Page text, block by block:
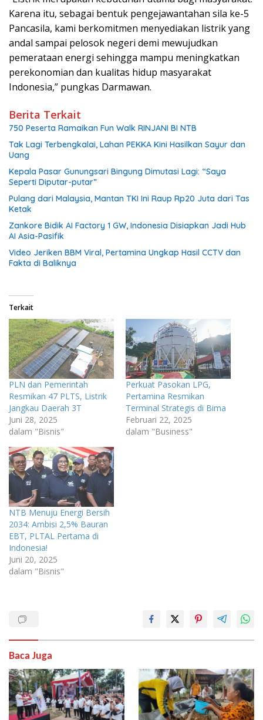
Karena itu, sebagai bentuk pengejawantahan sila ke-5
Pancasila, kami berkomitmen menyediakan listrik yang
andal sampai pelosok negeri demi mewujudkan
pemerataan energi sehingga mampu meningkatkan
perekonomian dan kualitas hidup masyarakat
Indonesia,” pungkas Darmawan.
Berita Terkait
750 Peserta Ramaikan Fun Walk RINJANI BI NTB
Tak Lagi Terbengkalai, Lahan PEKKA Kini Hasilkan Sayur dan
Uang
Kepala Pasar Gunungsari Bingung Dimutasi Lagi: “Saya
Seperti Diputar-putar”
Pulang dari Malaysia, Mantan TKI Ini Raup Rp20 Juta dari Tas
Ketak
Zankore Bidik AI Factory 1 GW, Indonesia Disiapkan Jadi Hub
AI Asia-Pasifik
Video Jeriken BBM Viral, Pertamina Ungkap Hasil CCTV dan
Fakta di Baliknya
Terkait
PLN dan Pemerintah
Resmikan 47 PLTS, Listrik
Jangkau Daerah 3T
Juni 28, 2025
dalam "Bisnis"
Perkuat Pasokan LPG,
Pertamina Resmikan
Terminal Strategis di Bima
Februari 22, 2025
dalam "Business"
NTB Menuju Energi Bersih
2034: Ambisi 2,5% Bauran
EBT, PLTAL Pertama di
Indonesia!
Juni 20, 2025
dalam "Bisnis"
Baca Juga